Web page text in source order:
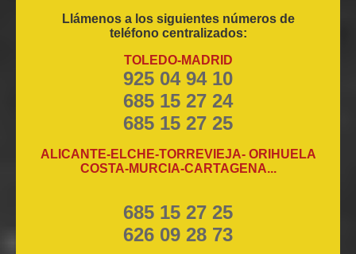
Llámenos a los siguientes números de
teléfono centralizados:
TOLEDO-MADRID
925 04 94 10
685 15 27 24
685 15 27 25
ALICANTE-ELCHE-TORREVIEJA- ORIHUELA
COSTA-MURCIA-CARTAGENA...
685 15 27 25
626 09 28 73